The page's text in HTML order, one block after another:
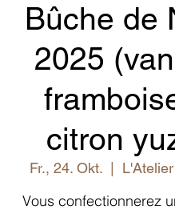
Bûche de
2025
citron
Fr., 24. Okt.
  |
Vous confectionnerez